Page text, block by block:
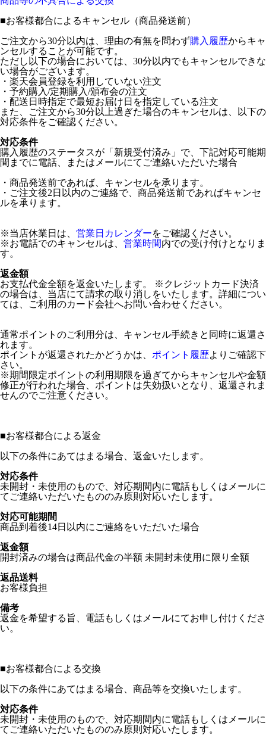
■お客様都合によるキャンセル（商品発送前）
ご注文から30分以内は、理由の有無を問わず購入履歴からキャ
ンセルすることが可能です。
ただし以下の場合においては、30分以内でもキャンセルできな
い場合がございます。
・楽天会員登録を利用していない注文
・予約購入/定期購入/頒布会の注文
・配送日時指定で最短お届け日を指定している注文
また、ご注文から30分以上過ぎた場合のキャンセルは、以下の
対応条件をご確認ください。
対応条件
購入履歴のステータスが「新規受付済み」で、下記対応可能期
間までに電話、またはメールにてご連絡いただいた場合
・商品発送前であれば、キャンセルを承ります。
・ご注文後2日以内のご連絡で、商品発送前であればキャンセ
ルを承ります。
※当店休業日は、 営業日カレンダーをご確認ください。
※お電話でのキャンセルは、 営業時間内での受け付けとなりま
す。
返金額
お支払代金全額を返金いたします。 ※クレジットカード決済
の場合は、当店にて請求の取り消しをいたします。詳細につい
ては、ご利用のカード会社へお問い合わせください。
通常ポイントのご利用分は、キャンセル手続きと同時に返還さ
れます。
ポイントが返還されたかどうかは、 ポイント履歴よりご確認下
さい。
※期間限定ポイントの利用期限を過ぎてからキャンセルや金額
修正が行われた場合、ポイントは失効扱いとなり、返還されま
せんのでご注意ください。
■お客様都合による返金
以下の条件にあてはまる場合、返金いたします。
対応条件
未開封・未使用のもので、対応期間内に電話もしくはメールに
てご連絡いただいたもののみ原則対応いたします。
対応可能期間
商品到着後14日以内にご連絡をいただいた場合
返金額
開封済みの場合は商品代金の半額 未開封未使用に限り全額
返品送料
お客様負担
備考
返金を希望する旨、電話もしくはメールにてお申し付けくださ
い。
■お客様都合による交換
以下の条件にあてはまる場合、商品等を交換いたします。
対応条件
未開封・未使用のもので、対応期間内に電話もしくはメールに
てご連絡いただいたもののみ原則対応いたします。